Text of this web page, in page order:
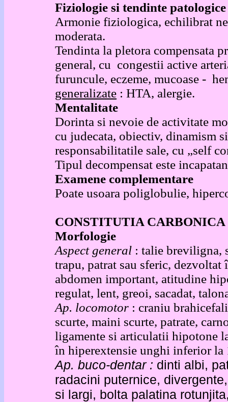
Fiziologie si tendinte patologice
Armonie fiziologica, echilibrat
moderata.
Tendinta la pletora compensata
general, cu congestii active
furuncule, eczeme, mucoase -
generalizate : HTA, alergie.
Mentalitate
Dorinta si nevoie de activitate
cu judecata, obiectiv, dinamism
responsabilitatile sale, cu „self
Tipul decompensat este
Examene complementare
Poate usoara poliglobulie,
CONSTITUTIA CARBONICA
Morfologie
Aspect general : talie breviligna,
trapu, patrat sau sferic,
abdomen important, atitudine
regulat, lent, greoi, sacadat,
Ap. locomotor : craniu
scurte, maini scurte, patrate,
ligamente si articulatii hipotone
în hiperextensie unghi inferior
Ap. buco-dentar : dinti albi,
radacini puternice,
si largi, bolta palatina